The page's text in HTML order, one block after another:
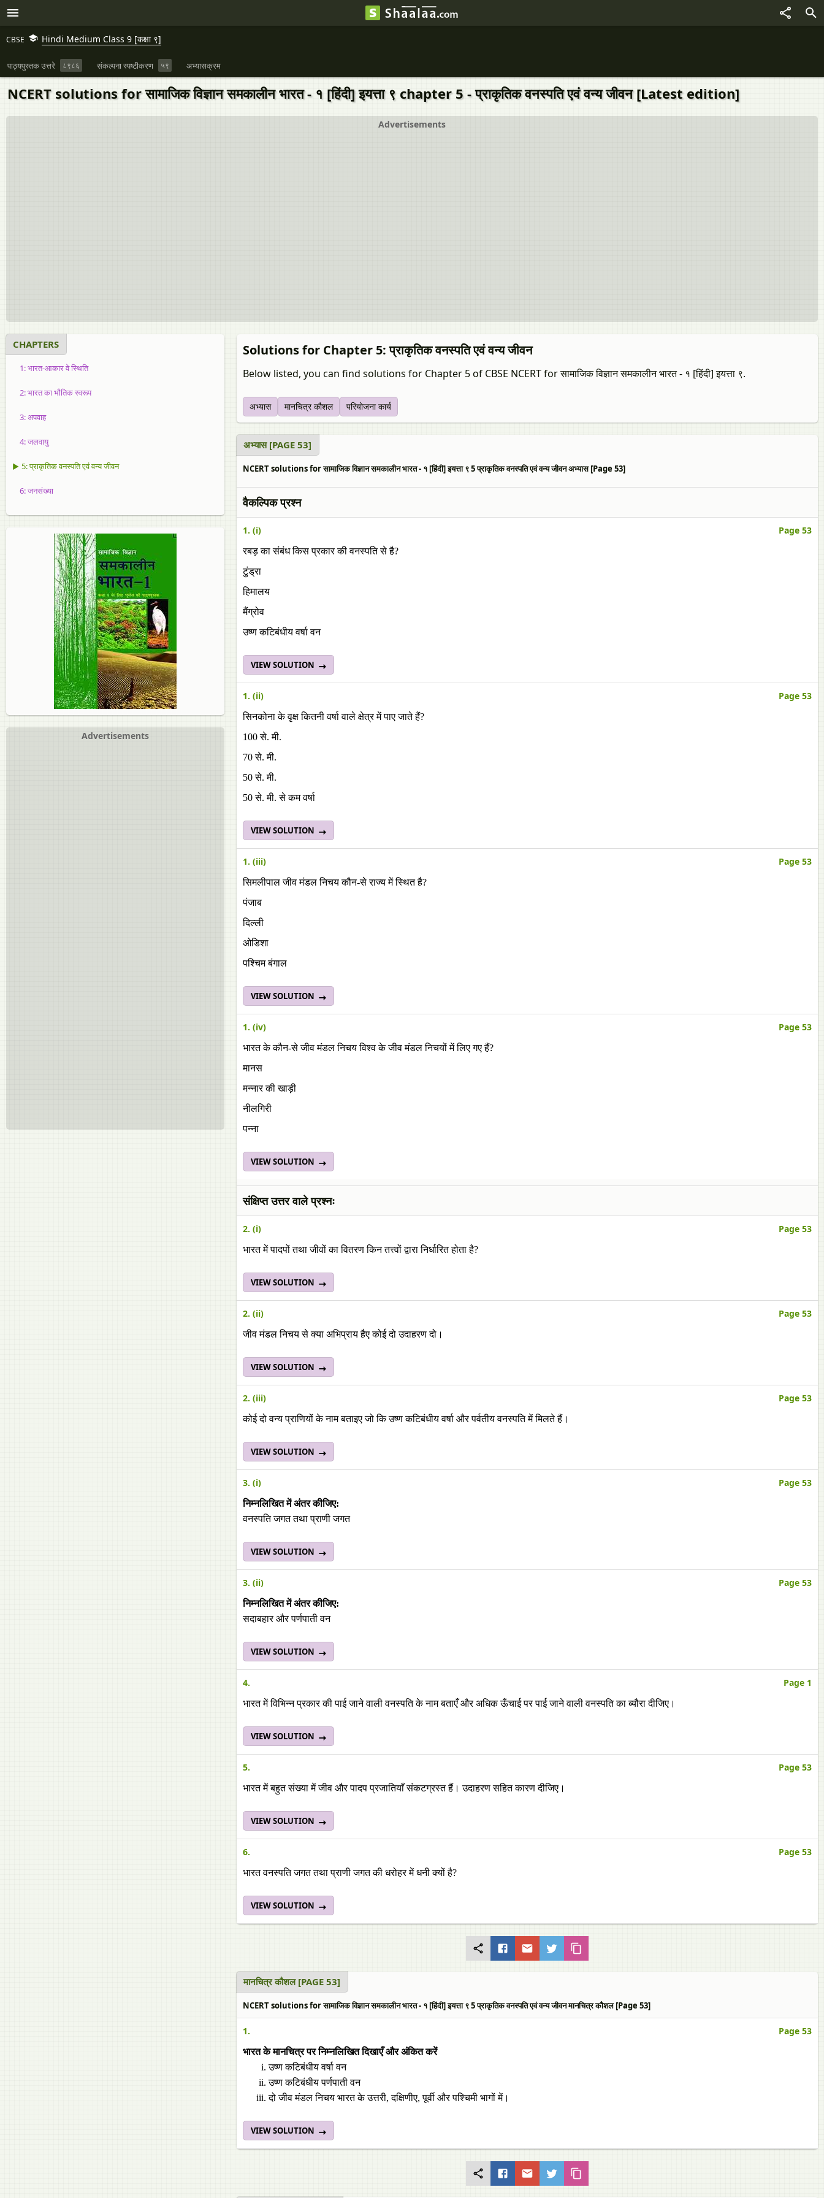
CBSE Hindi Medium Class 9 [कक्षा ९]
पाठ्यपुस्तक उत्तरे ८९८६ संकल्पना स्पष्टीकरण ५९ अभ्यासक्रम
NCERT solutions for सामाजिक विज्ञान समकालीन भारत - १ [हिंदी] इयत्ता ९ chapter 5 - प्राकृतिक वनस्पति एवं वन्य जीवन [Latest edition]
Advertisements
CHAPTERS
1: भारत-आकार वे स्थिति
2: भारत का भौतिक स्वरूप
3: अपवाह
4: जलवायु
▶ 5: प्राकृतिक वनस्पति एवं वन्य जीवन
6: जनसंख्या
Advertisements
Solutions for Chapter 5: प्राकृतिक वनस्पति एवं वन्य जीवन
Below listed, you can find solutions for Chapter 5 of CBSE NCERT for सामाजिक विज्ञान समकालीन भारत - १ [हिंदी] इयत्ता ९.
अभ्यास मानचित्र कौशल परियोजना कार्य
अभ्यास [PAGE 53]
NCERT solutions for सामाजिक विज्ञान समकालीन भारत - १ [हिंदी] इयत्ता ९ 5 प्राकृतिक वनस्पति एवं वन्य जीवन अभ्यास [Page 53]
वैकल्पिक प्रश्न
1. (i) Page 53
रबड़ का संबंध किस प्रकार की वनस्पति से है?
टुंड्रा
हिमालय
मैंग्रोव
उष्ण कटिबंधीय वर्षा वन
VIEW SOLUTION
1. (ii) Page 53
सिनकोना के वृक्ष कितनी वर्षा वाले क्षेत्र में पाए जाते हैं?
100 से. मी.
70 से. मी.
50 से. मी.
50 से. मी. से कम वर्षा
VIEW SOLUTION
1. (iii) Page 53
सिमलीपाल जीव मंडल निचय कौन-से राज्य में स्थित है?
पंजाब
दिल्ली
ओडिशा
पश्चिम बंगाल
VIEW SOLUTION
1. (iv) Page 53
भारत के कौन-से जीव मंडल निचय विश्व के जीव मंडल निचयों में लिए गए हैं?
मानस
मन्नार की खाड़ी
नीलगिरी
पन्ना
VIEW SOLUTION
संक्षिप्त उत्तर वाले प्रश्नः
2. (i) Page 53
भारत में पादपों तथा जीवों का वितरण किन तत्त्वों द्वारा निर्धारित होता है?
VIEW SOLUTION
2. (ii) Page 53
जीव मंडल निचय से क्या अभिप्राय हैए कोई दो उदाहरण दो।
VIEW SOLUTION
2. (iii) Page 53
कोई दो वन्य प्राणियों के नाम बताइए जो कि उष्ण कटिबंधीय वर्षा और पर्वतीय वनस्पति में मिलते हैं।
VIEW SOLUTION
3. (i) Page 53
निम्नलिखित में अंतर कीजिए:
वनस्पति जगत तथा प्राणी जगत
VIEW SOLUTION
3. (ii) Page 53
निम्नलिखित में अंतर कीजिए:
सदाबहार और पर्णपाती वन
VIEW SOLUTION
4. Page 1
भारत में विभिन्न प्रकार की पाई जाने वाली वनस्पति के नाम बताएँ और अधिक ऊँचाई पर पाई जाने वाली वनस्पति का ब्यौरा दीजिए।
VIEW SOLUTION
5. Page 53
भारत में बहुत संख्या में जीव और पादप प्रजातियाँ संकटग्रस्त हैं। उदाहरण सहित कारण दीजिए।
VIEW SOLUTION
6. Page 53
भारत वनस्पति जगत तथा प्राणी जगत की धरोहर में धनी क्यों है?
VIEW SOLUTION
मानचित्र कौशल [PAGE 53]
NCERT solutions for सामाजिक विज्ञान समकालीन भारत - १ [हिंदी] इयत्ता ९ 5 प्राकृतिक वनस्पति एवं वन्य जीवन मानचित्र कौशल [Page 53]
1. Page 53
भारत के मानचित्र पर निम्नलिखित दिखाएँ और अंकित करें
उष्ण कटिबंधीय वर्षा वन
उष्ण कटिबंधीय पर्णपाती वन
दो जीव मंडल निचय भारत के उत्तरी, दक्षिणीए, पूर्वी और पश्चिमी भागों में।
VIEW SOLUTION